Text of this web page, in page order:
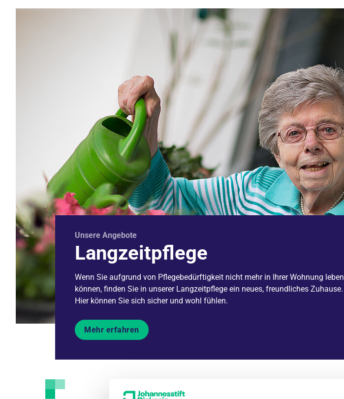
Unsere Angebote
Langzeitpflege
Wenn Sie aufgrund von Pflegebedürftigkeit nicht mehr in Ihrer Wohnung leben
können, finden Sie in unserer Langzeitpflege ein neues, freundliches Zuhause.
Hier können Sie sich sicher und wohl fühlen.
Mehr erfahren